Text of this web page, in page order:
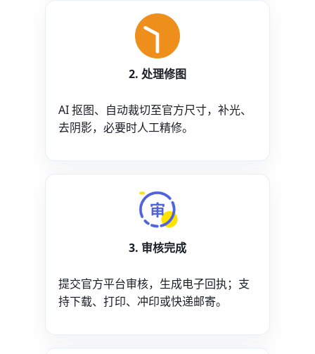
2. 处理修图
AI 抠图、自动裁切至官方尺寸，补光、
去阴影，必要时人工精修。
3. 审核完成
提交官方平台审核，生成电子回执；支
持下载、打印、冲印或快递邮寄。